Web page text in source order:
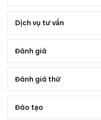
Dịch vụ tư vấn
Đánh giá
Đánh giá thử
Đào tạo